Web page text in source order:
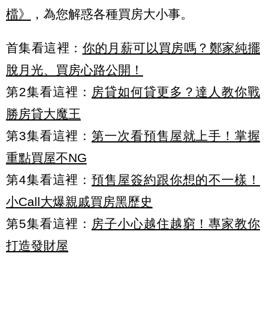
檔》
，為您解惑各種買房大小事。
首集看這裡： 你的月薪可以買房嗎？鄭家純擺
脫月光、買房心路公開！
第2集看這裡： 房貸如何貸更多？達人教你戰
勝房貸大魔王
第3集看這裡：第一次看預售屋就上手！掌握
重點買屋不NG
第4集看這裡：預售屋簽約跟你想的不一樣！
小Call大爆親戚買房黑歷史
第5集看這裡： 房子小心越住越窮！專家教你
打造發財屋